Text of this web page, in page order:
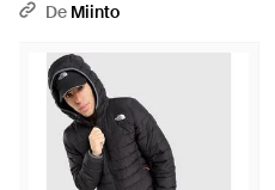
De Miinto